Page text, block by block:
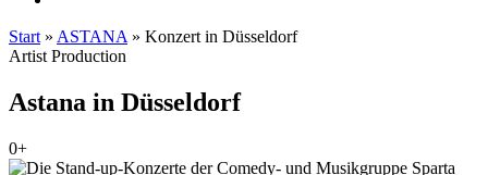
Start » ASTANA » Konzert in Düsseldorf
Artist Production
Astana in Düsseldorf
0+